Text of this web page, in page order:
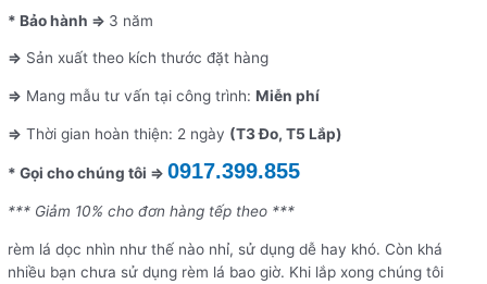
* Bảo hành ⇒ 3 năm
⇒ Sản xuất theo kích thước đặt hàng
⇒ Mang mẫu tư vấn tại công trình:Miễn phí
⇒ Thời gian hoàn thiện: 2 ngày (T3 Đo, T5 Lắp)
* Gọi cho chúng tôi ⇒0917.399.855
*** Giảm 10% cho đơn hàng tếp theo ***
rèm lá dọc nhìn như thế nào nhỉ, sử dụng dễ hay khó. Còn khá
nhiều bạn chưa sử dụng rèm lá bao giờ. Khi lắp xong chúng tôi